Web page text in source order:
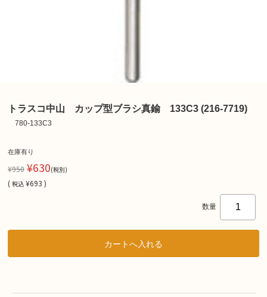
トラスコ中山 カップ型ブラシ真鍮 133C3 (216-7719)
780-133C3
在庫有り
¥950 ¥630(税別)
( 税込 ¥693 )
数量